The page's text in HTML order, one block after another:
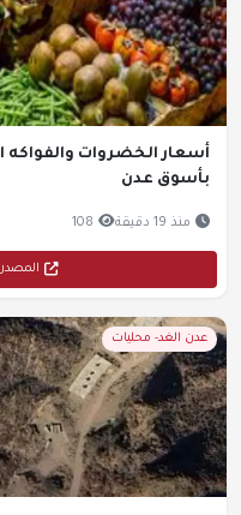
بأسوق عدن
منذ 19 دقيقة 108
المصدر
عدن الغد- محليات